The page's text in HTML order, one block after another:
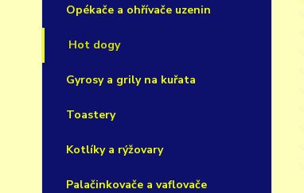
Opékače a ohřívače uzenin
Hot dogy
Gyrosy a grily na kuřata
Toastery
Kotlíky a rýžovary
Palačinkovače a vaflovače